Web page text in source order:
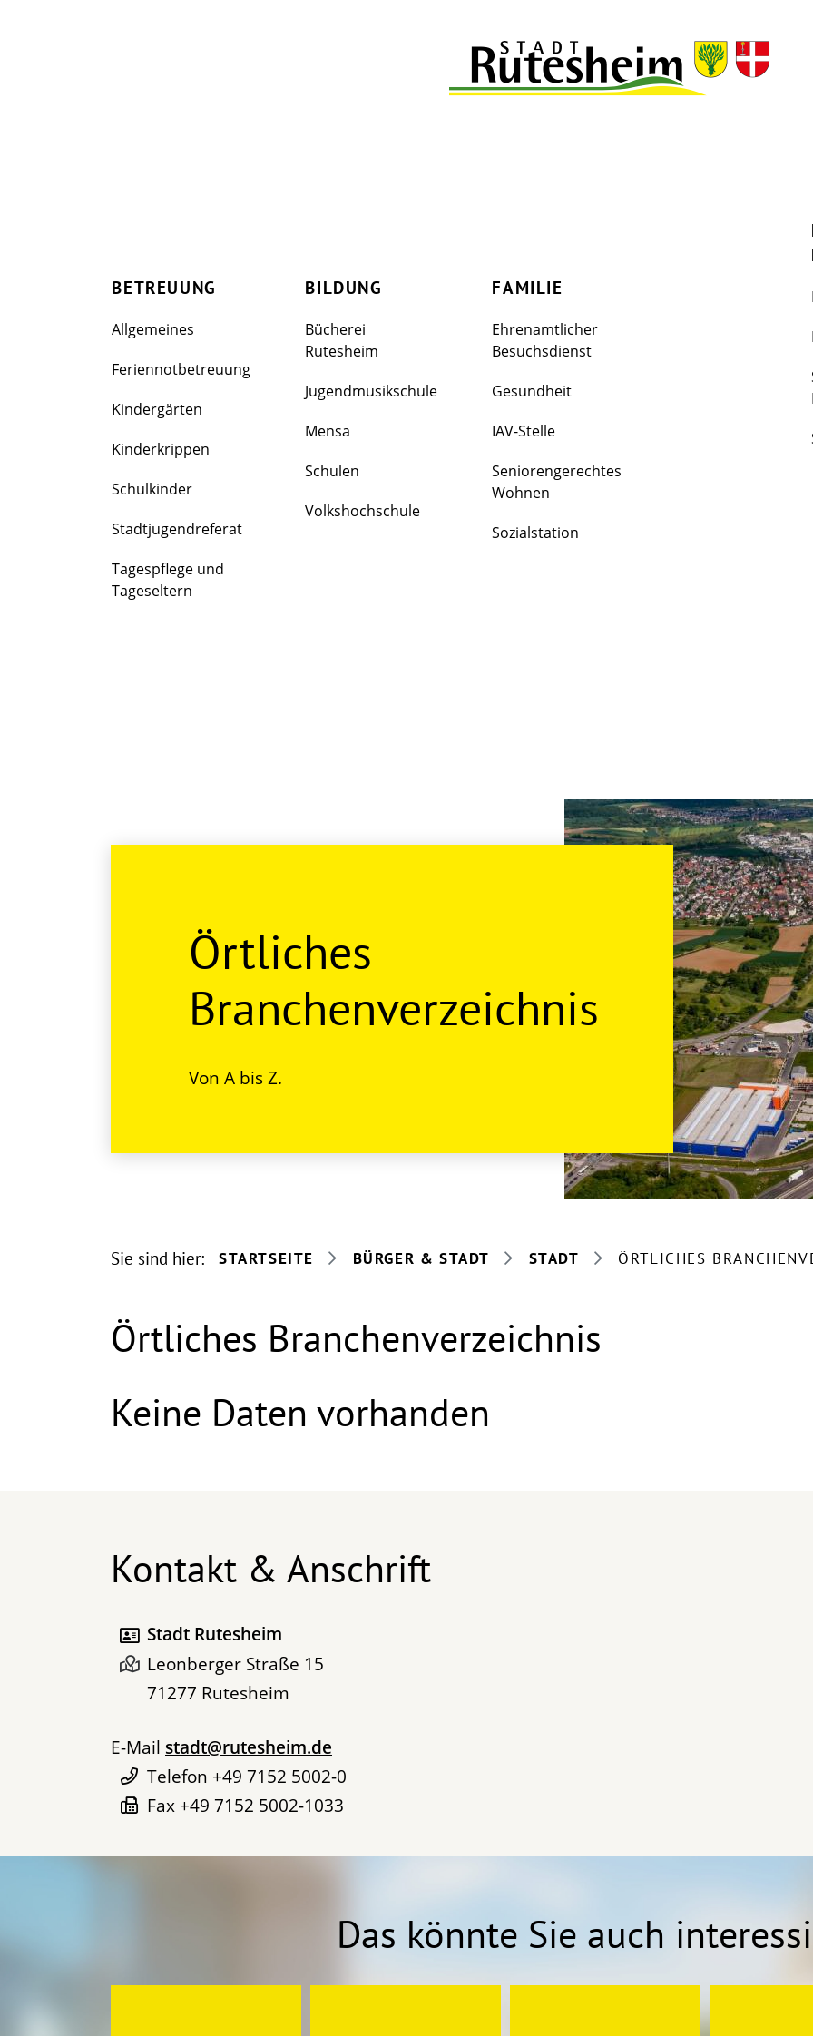
FAMILIE
BILDUNG
BETREUUNG
Allgemeines
Feriennotbetreuung
Kindergärten
Kinderkrippen
Schulkinder
Stadtjugendreferat
Tagespflege und
Tageseltern
BILDUNG
Bücherei
Rutesheim
Jugendmusikschule
Mensa
Schulen
Volkshochschule
FAMILIE
Ehrenamtlicher
Besuchsdienst
Gesundheit
IAV-Stelle
Seniorengerechtes
Wohnen
Sozialstation
Örtliches
Branchenverzeichnis
Von A bis Z.
Sie sind hier: STARTSEITE BÜRGER & STADT STADT ÖRTLICHES
Örtliches Branchenverzeichnis
Keine Daten vorhanden
Kontakt & Anschrift
Stadt Rutesheim
Leonberger Straße 15
71277 Rutesheim
E-Mail stadt@rutesheim.de
Telefon +49 7152 5002-0
Fax +49 7152 5002-1033
Das könnte Sie auch